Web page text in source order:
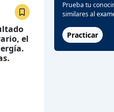
el
Prueba tu
similares al
Practicar